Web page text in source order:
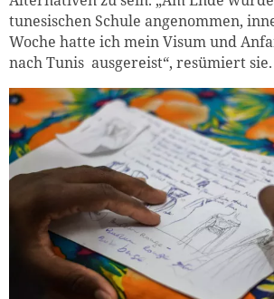
tunesischen Schule angenommen,
Woche hatte ich mein Visum und
nach Tunis ausgereist“, resümiert sie.